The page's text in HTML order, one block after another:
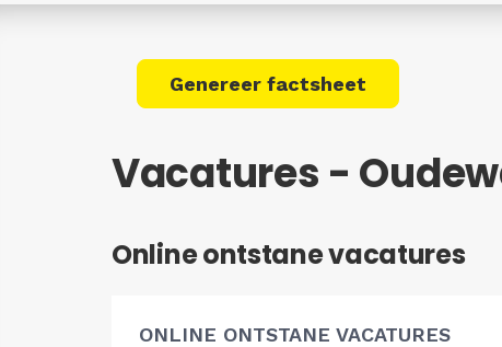
Genereer factsheet
Vacatures -
Online ontstane vacatures
ONLINE ONTSTANE VACATURES